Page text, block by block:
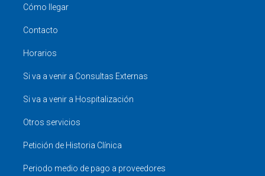
Cómo llegar
Contacto
Horarios
Si va a venir a Consultas Externas
Si va a venir a Hospitalización
Otros servicios
Petición de Historia Clínica
Periodo medio de pago a proveedores